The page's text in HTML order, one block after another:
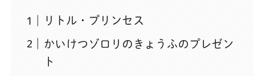
リトル・プリンセス
かいけつゾロリのきょうふのプレゼン
ト